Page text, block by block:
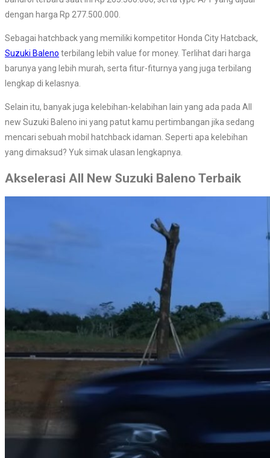
dengan harga Rp 277.500.000.
Sebagai hatchback yang memiliki kompetitor Honda City Hatcback,
Suzuki Baleno terbilang lebih value for money. Terlihat dari harga
barunya yang lebih murah, serta fitur-fiturnya yang juga terbilang
lengkap di kelasnya.
Selain itu, banyak juga kelebihan-kelabihan lain yang ada pada All
new Suzuki Baleno ini yang patut kamu pertimbangan jika sedang
mencari sebuah mobil hatchback idaman. Seperti apa kelebihan
yang dimaksud? Yuk simak ulasan lengkapnya.
Akselerasi All New Suzuki Baleno Terbaik